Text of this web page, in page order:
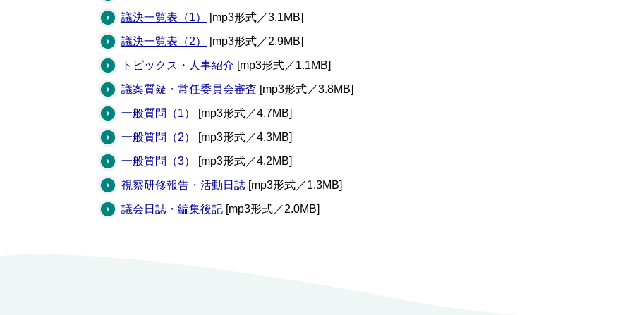
議決一覧表（1）
[mp3形式／3.1MB]
議決一覧表（2）
[mp3形式／2.9MB]
トピックス・人事紹介 [mp3形式／1.1MB]
議案質疑・常任委員会審査 [mp3形式／3.8MB]
一般質問（1）
[mp3形式／4.7MB]
一般質問（2）
[mp3形式／4.3MB]
一般質問（3）
[mp3形式／4.2MB]
視察研修報告・活動日誌 [mp3形式／1.3MB]
議会日誌・編集後記 [mp3形式／2.0MB]